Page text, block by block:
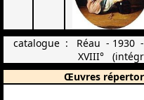
catalogue : Réau - 1930 -
XVIII°
Œuvres